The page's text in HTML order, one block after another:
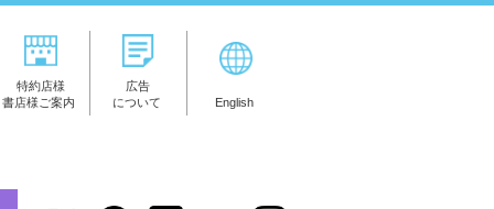
特約店様
書店様ご案内
広告
について
English